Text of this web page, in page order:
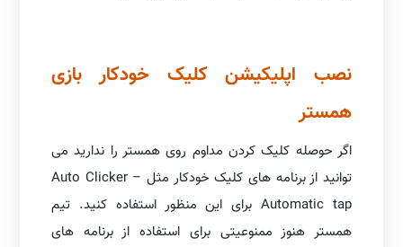
نصب اپلیکیشن کلیک خودکار بازی
همستر
اگر حوصله کلیک کردن مداوم روی همستر را ندارید می
توانید از برنامه های کلیک خودکار مثل Auto Clicker –
Automatic tap برای این منظور استفاده کنید. تیم
همستر هنوز ممنوعیتی برای استفاده از برنامه های